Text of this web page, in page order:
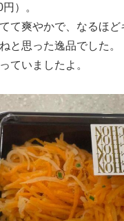
）。
て爽やかで、なるほど
と思った逸品でした。
ていましたよ。